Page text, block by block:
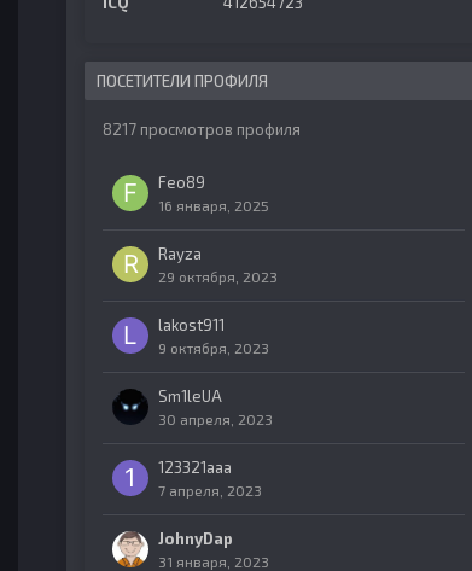
ПОСЕТИТЕЛИ ПРОФИЛЯ
8217 просмотров профиля
Feo89
16 января, 2025
Rayza
29 октября, 2023
lakost911
9 октября, 2023
Sm1leUA
30 апреля, 2023
123321aaa
7 апреля, 2023
JohnyDap
31 января, 2023